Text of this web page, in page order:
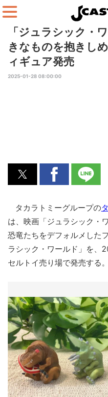
「ジュラシック・
きなものを抱きし
ィギュア発売
2025-01-28 08:00:00
タカラトミーグループの
は、映画「ジュラシック・
恐竜たちをデフォルメした
ラシック・ワールド」を、
セルトイ売り場で発売する。